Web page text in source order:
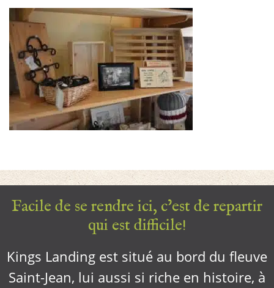
Facile de se rendre ici, c’est de repartir
qui est difficile!
Kings Landing est situé au bord du fleuve
Saint-Jean, lui aussi si riche en histoire, à